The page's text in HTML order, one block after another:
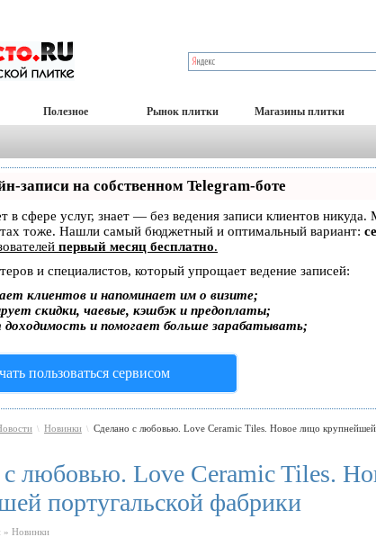
Полезное Рынок плитки Магазины плитки
записи на собственном Telegram-боте
в сфере услуг, знает — без ведения записи клиентов
тоже. Нашли самый бюджетный и оптимальный вариант:
первый месяц бесплатно.
и специалистов, который упрощает ведение записей:
клиентов и напоминает им о визите;
скидки, чаевые, кэшбэк и предоплаты;
доходимость и помогает больше зарабатывать;
пользоваться сервисом
\ Новинки \ Сделано с любовью. Love Ceramic Tiles. Новое лицо крупнейшей
любовью. Love Ceramic Tiles.
португальской фабрики
» Новинки